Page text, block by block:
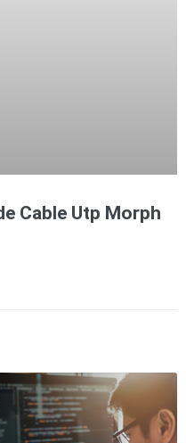
Cable Utp Morph